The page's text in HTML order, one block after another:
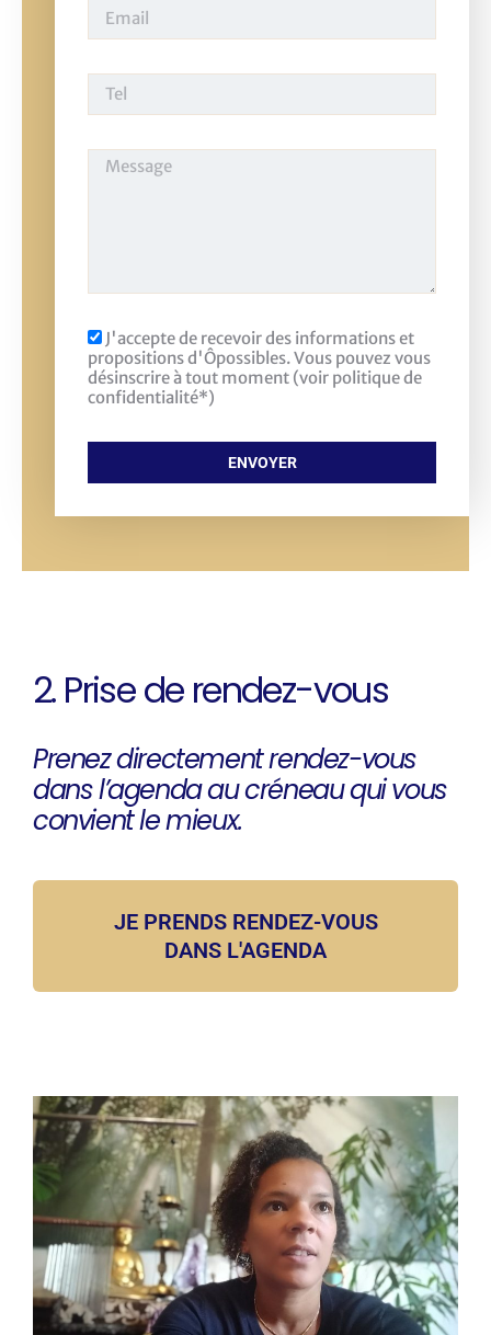
J'accepte de recevoir des informations et
propositions d'Ôpossibles. Vous pouvez vous
désinscrire à tout moment (voir politique de
confidentialité*)
ENVOYER
2. Prise de rendez-vous
Prenez directement rendez-vous
dans l’agenda au créneau qui vous
convient le mieux.
JE PRENDS RENDEZ-VOUS
DANS L'AGENDA